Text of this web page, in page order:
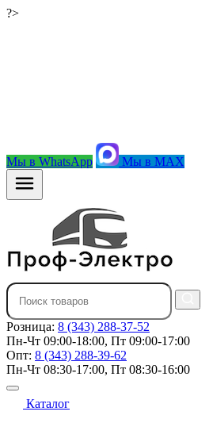
?>
Мы в WhatsApp Мы в MAX
Розница: 8 (343) 288-37-52
Пн-Чт 09:00-18:00, Пт 09:00-17:00
Опт: 8 (343) 288-39-62
Пн-Чт 08:30-17:00, Пт 08:30-16:00
Каталог